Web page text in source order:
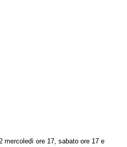
mercoledì ore 17, sabato ore 17 e